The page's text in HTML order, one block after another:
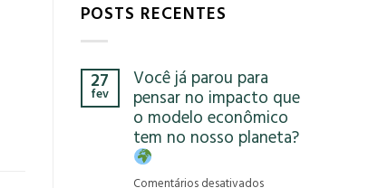
POSTS RECENTES
27
fev
Você já parou para
pensar no impacto que
o modelo econômico
tem no nosso planeta?
Comentários desativadosem